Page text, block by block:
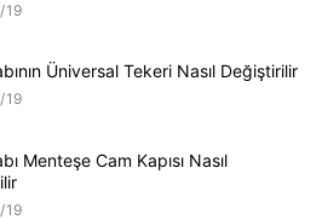
19
Üniversal Tekeri Nasıl Değiştirilir
19
Menteşe Cam Kapısı Nasıl
19